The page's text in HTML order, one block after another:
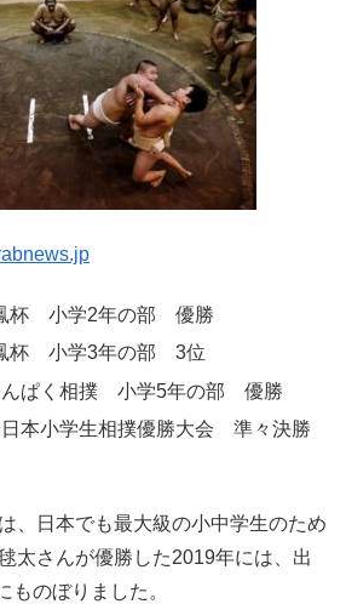
杯 小学2年の部 優勝
杯 小学3年の部 3位
んぱく相撲 小学5年の部 優勝
本小学生相撲優勝大会 準々決勝
、日本でも最大級の小中学生のため
太さんが優勝した2019年には、出
ものぼりました。